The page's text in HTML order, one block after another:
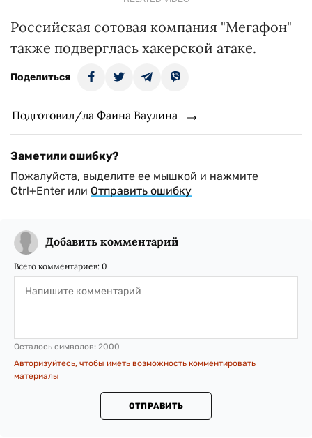
Российская сотовая компания "Мегафон"
также подверглась хакерской атаке.
Поделиться
Подготовил/ла Фаина Ваулина
Заметили ошибку?
Пожалуйста, выделите ее мышкой и нажмите
Ctrl+Enter или Отправить ошибку
Добавить комментарий
Всего комментариев: 0
Осталось символов: 2000
Авторизуйтесь, чтобы иметь возможность комментировать
материалы
ОТПРАВИТЬ